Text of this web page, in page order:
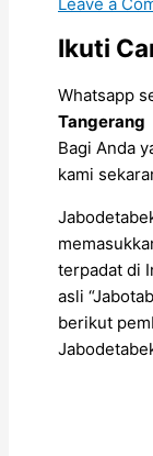
Ikuti
Whatsapp
Tangerang
Bagi Anda
kami
terpadat di
asli
berikut